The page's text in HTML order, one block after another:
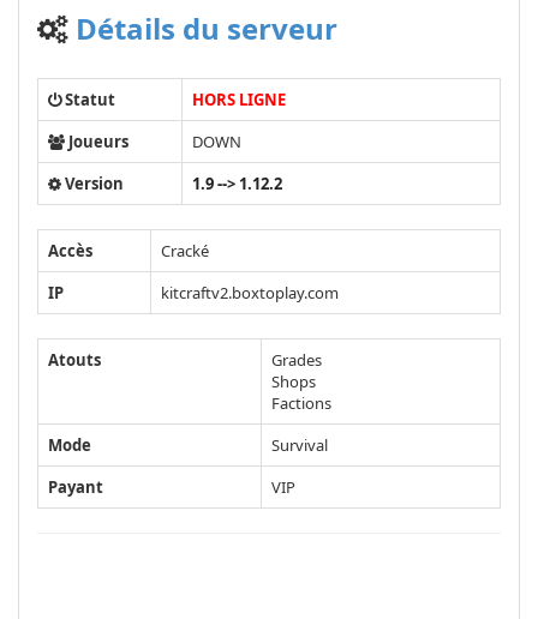
Détails du serveur
Statut
HORS LIGNE
Joueurs
DOWN
Version
1.9 --> 1.12.2
Accès
Cracké
IP
kitcraftv2.boxtoplay.com
Atouts
Grades
Shops
Factions
Mode
Survival
Payant
VIP